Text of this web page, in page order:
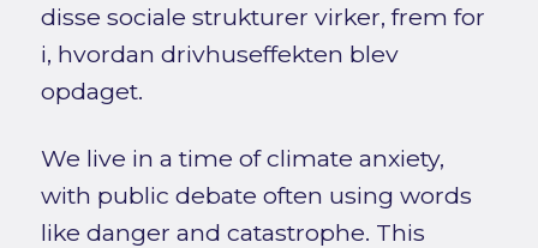
disse sociale strukturer virker, frem for
i, hvordan drivhuseffekten blev
opdaget.
We live in a time of climate anxiety,
with public debate often using words
like danger and catastrophe. This